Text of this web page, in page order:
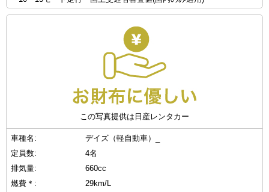
この写真提供は日産レンタカー
車種名:
デイズ（軽自動車）_
定員数:
4名
排気量:
660cc
燃費＊:
29km/L